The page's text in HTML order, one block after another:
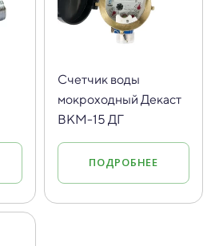
Счетчик воды
мокроходный Декаст
ВКМ-15 ДГ
ПОДРОБНЕЕ